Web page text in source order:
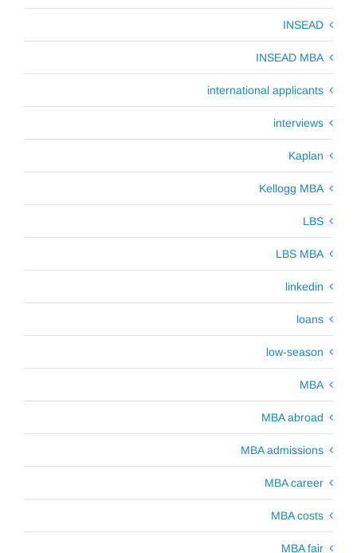
INSEAD
INSEAD MBA
international applicants
interviews
Kaplan
Kellogg MBA
LBS
LBS MBA
linkedin
loans
low-season
MBA
MBA abroad
MBA admissions
MBA career
MBA costs
MBA fair